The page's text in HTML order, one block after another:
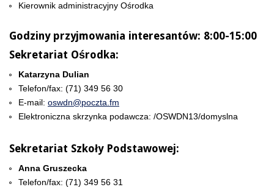
Kierownik administracyjny Ośrodka
Godziny przyjmowania interesantów: 8:00-15:00
Sekretariat Ośrodka:
Katarzyna Dulian
Telefon/fax: (71) 349 56 30
E-mail: oswdn@poczta.fm
Elektroniczna skrzynka podawcza: /OSWDN13/domyslna
Sekretariat Szkoły Podstawowej:
Anna Gruszecka
Telefon/fax: (71) 349 56 31